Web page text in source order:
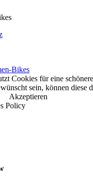
Bikes
Cookies für eine
sein, können diese
Akzeptieren
Policy